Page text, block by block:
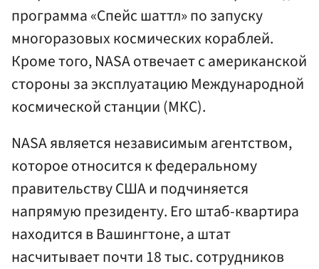
программа «Спейс шаттл» по запуску
многоразовых космических кораблей.
Кроме того, NASA отвечает с американской
стороны за эксплуатацию Международной
космической станции (МКС).
NASA является независимым агентством,
которое относится к федеральному
правительству США и подчиняется
напрямую президенту. Его штаб-квартира
находится в Вашингтоне, а штат
насчитывает почти 18 тыс. сотрудников